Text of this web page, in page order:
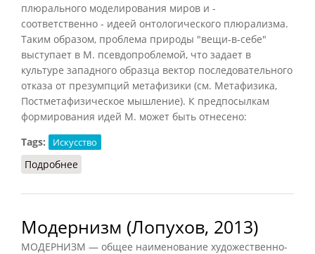
плюрального моделирования миров и -
соответственно - идеей онтологического плюрализма.
Таким образом, проблема природы "вещи-в-себе"
выступает в М. псевдопроблемой, что задает в
культуре западного образца вектор последовательного
отказа от презумпций метафизики (см. Метафизика,
Постметафизическое мышление). К предпосылкам
формирования идей М. может быть отнесено:
Tags:
Искусство
Подробнее
Модернизм (Лопухов, 2013)
МОДЕРНИЗМ — общее наименование художественно-